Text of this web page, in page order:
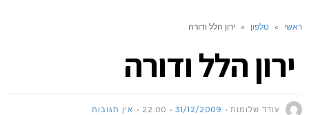
ראשי » טלפון » ירון הלל ודורה
ירון הלל ודורה
עודד שלומות 31/12/2009
22:00 אין תגובות